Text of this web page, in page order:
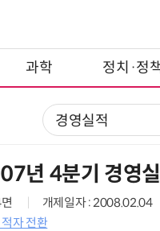
과학 정치·정
년 4분기 경영
개제일자 : 2008.02.04
자 전환